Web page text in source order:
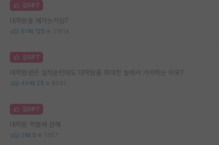
김GPT
대학원을 왜가는거임?
81 125 21814
김GPT
대학원생은 실적순인데도 대학원을 최대한 높여서 가야하는 이유?
49 25 8581
김GPT
대학원 학벌에 관해
2 0 1357